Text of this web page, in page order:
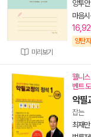
미리보기
앙투
마음
양탄
웰니스
벤트
악필
잡는
최재만